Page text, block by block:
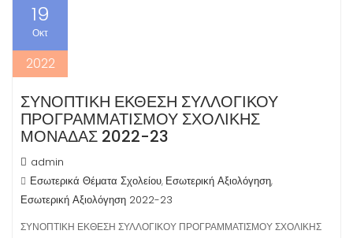
19
Οκτ
2022
ΣΥΝΟΠΤΙΚΗ ΕΚΘΕΣΗ ΣΥΛΛΟΓΙΚΟΥ
ΠΡΟΓΡΑΜΜΑΤΙΣΜΟΥ ΣΧΟΛΙΚΗΣ
ΜΟΝΑΔΑΣ 2022-23
admin
Εσωτερικά Θέματα Σχολείου, Εσωτερική Αξιολόγηση,
Εσωτερική Αξιολόγηση 2022-23
ΣΥΝΟΠΤΙΚΗ ΕΚΘΕΣΗ ΣΥΛΛΟΓΙΚΟΥ ΠΡΟΓΡΑΜΜΑΤΙΣΜΟΥ ΣΧΟΛΙΚΗΣ